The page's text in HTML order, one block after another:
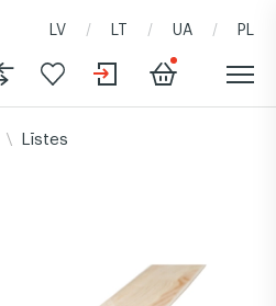
LV LT UA PL
Līstes